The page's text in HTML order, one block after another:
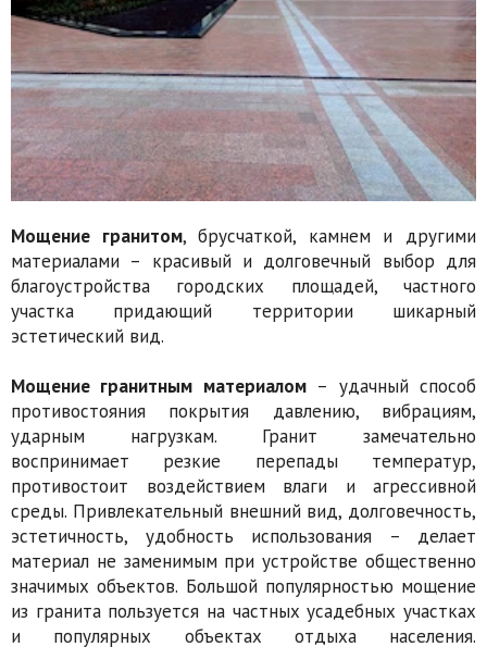
Мощение гранитом, брусчаткой, камнем и другими
материалами – красивый и долговечный выбор для
благоустройства городских площадей, частного
участка придающий территории шикарный
эстетический вид.
Мощение гранитным материалом– удачный способ
противостояния покрытия давлению, вибрациям,
ударным нагрузкам. Гранит замечательно
воспринимает резкие перепады температур,
противостоит воздействием влаги и агрессивной
среды. Привлекательный внешний вид, долговечность,
эстетичность, удобность использования – делает
материал не заменимым при устройстве общественно
значимых объектов. Большой популярностью мощение
из гранита пользуется на частных усадебных участках
и популярных объектах отдыха населения.